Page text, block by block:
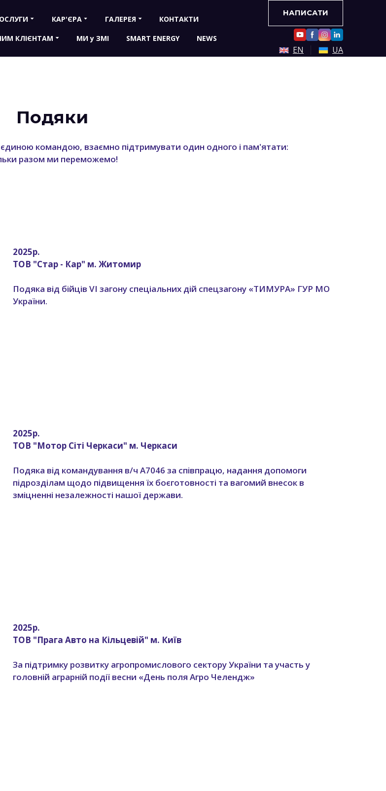
КАР'ЄРА ГАЛЕРЕЯ КОНТАКТИ
КЛІЄНТАМ МИ у ЗМІ SMART ENERGY NEWS
НАПИСАТИ
EN UA
Подяки
єдиною командою, взаємно підтримувати один одного і пам'ятати:
разом ми переможемо!
2025р.
ТОВ "Стар - Кар" м. Житомир
Подяка від бійців VI загону спеціальних дій спецзагону «ТИМУРА» ГУР МО
України.
2025р.
ТОВ "Мотор Сіті Черкаси" м. Черкаси
Подяка від командування в/ч А7046 за співпрацю, надання допомоги
підрозділам щодо підвищення їх боєготовності та вагомий внесок в
зміцненні незалежності нашої держави.
2025р.
ТОВ "Прага Авто на Кільцевій" м. Київ
За підтримку розвитку агропромислового сектору України та участь у
головній аграрній події весни «День поля Агро Челендж»